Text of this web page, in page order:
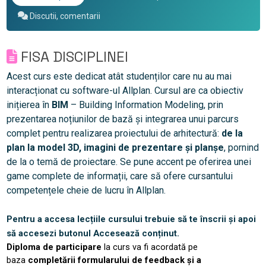
Discutii, comentarii
FISA DISCIPLINEI
Acest curs este dedicat atât studenților care nu au mai
interacționat cu software-ul Allplan. Cursul are ca obiectiv
inițierea în BIM – Building Information Modeling, prin
prezentarea noțiunilor de bază și integrarea unui parcurs
complet pentru realizarea proiectului de arhitectură: de la
plan la model 3D, imagini de prezentare și planșe, pornind
de la o temă de proiectare. Se pune accent pe oferirea unei
game complete de informații, care să ofere cursantului
competențele cheie de lucru în Allplan.
Pentru a accesa lecțiile cursului trebuie să te înscrii și apoi
să accesezi butonul Accesează conținut.
Diploma de participare la curs va fi acordată pe
baza completării formularului de feedback și a